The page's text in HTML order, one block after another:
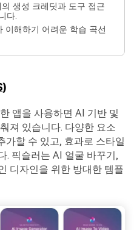
생성 크레딧과 도구 접근
다.
이해하기 어려운 학습 곡선
)
앱을 사용하면 AI 기반 및
져 있습니다. 다양한 요소
가할 수 있고, 효과로 스타일
. 픽슬러는 AI 얼굴 바꾸기,
디자인을 위한 방대한 템플